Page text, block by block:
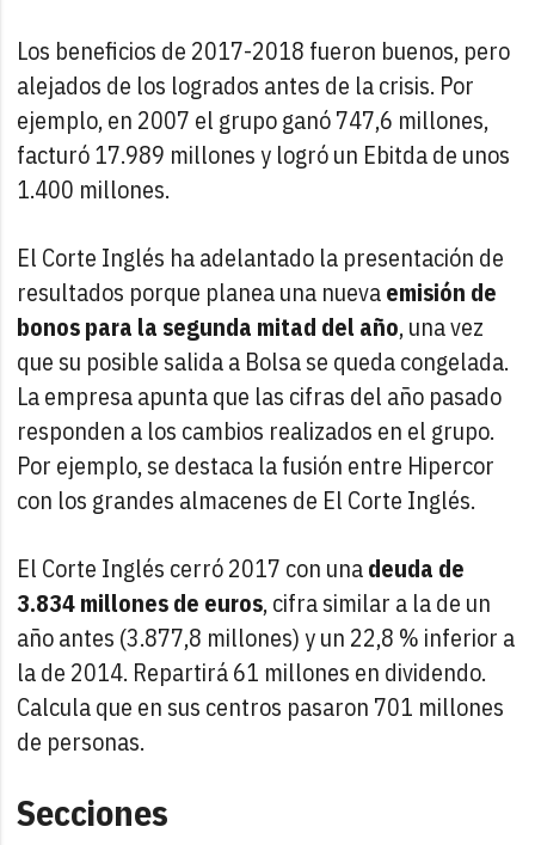
Los beneficios de 2017-2018 fueron buenos, pero
alejados de los logrados antes de la crisis. Por
ejemplo, en 2007 el grupo ganó 747,6 millones,
facturó 17.989 millones y logró un Ebitda de unos
1.400 millones.
El Corte Inglés ha adelantado la presentación de
resultados porque planea una nuevaemisión de
bonos para la segunda mitad del año, una vez
que su posible salida a Bolsa se queda congelada.
La empresa apunta que las cifras del año pasado
responden a los cambios realizados en el grupo.
Por ejemplo, se destaca la fusión entre Hipercor
con los grandes almacenes de El Corte Inglés.
El Corte Inglés cerró 2017 con unadeuda de
3.834 millones de euros, cifra similar a la de un
año antes (3.877,8 millones) y un 22,8 % inferior a
la de 2014. Repartirá 61 millones en dividendo.
Calcula que en sus centros pasaron 701 millones
de personas.
Secciones